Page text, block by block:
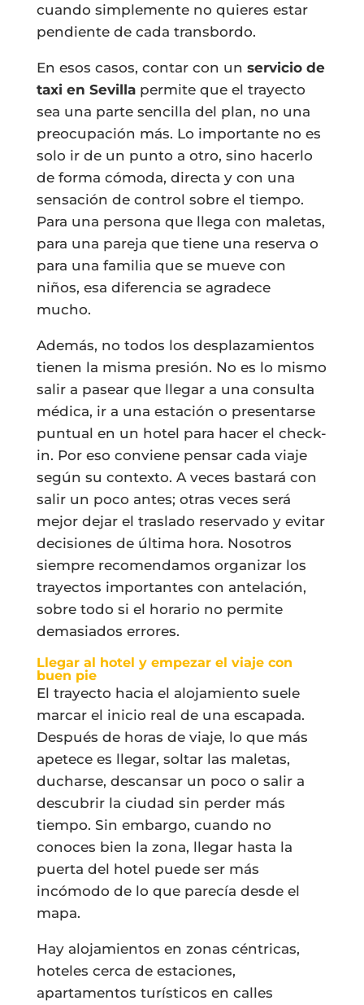
cuando simplemente no quieres estar
pendiente de cada transbordo.
En esos casos, contar con un servicio de
taxi en Sevillapermite que el trayecto
sea una parte sencilla del plan, no una
preocupación más. Lo importante no es
solo ir de un punto a otro, sino hacerlo
de forma cómoda, directa y con una
sensación de control sobre el tiempo.
Para una persona que llega con maletas,
para una pareja que tiene una reserva o
para una familia que se mueve con
niños, esa diferencia se agradece
mucho.
Además, no todos los desplazamientos
tienen la misma presión. No es lo mismo
salir a pasear que llegar a una consulta
médica, ir a una estación o presentarse
puntual en un hotel para hacer el check-
in. Por eso conviene pensar cada viaje
según su contexto. A veces bastará con
salir un poco antes; otras veces será
mejor dejar el traslado reservado y evitar
decisiones de última hora. Nosotros
siempre recomendamos organizar los
trayectos importantes con antelación,
sobre todo si el horario no permite
demasiados errores.
Llegar al hotel y empezar el viaje con
buen pie
El trayecto hacia el alojamiento suele
marcar el inicio real de una escapada.
Después de horas de viaje, lo que más
apetece es llegar, soltar las maletas,
ducharse, descansar un poco o salir a
descubrir la ciudad sin perder más
tiempo. Sin embargo, cuando no
conoces bien la zona, llegar hasta la
puerta del hotel puede ser más
incómodo de lo que parecía desde el
mapa.
Hay alojamientos en zonas céntricas,
hoteles cerca de estaciones,
apartamentos turísticos en calles